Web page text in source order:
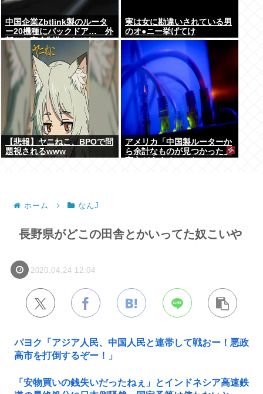
中国企業Zbtlink製のルータ
ー20機種にバックドア… 外
部から完全制御のおそれ
実は女に勘違いされている男
のオ●ニー挙げてけ
【悲報】ヤニねこ、BPOで問
題視されるwww
アメリカ「中国製ルーターか
ら余計なものが見つかった」
ホーム なんJ
長野県がどこの田舎とかいってた奴こいや
2020.04.24 12:04
パヨク「アジア人民、中国人民と連帯して戦おー！悪政
高市を打倒するぞー！」
「安物買いの銭失いだったねぇ」とインドネシア高速鉄